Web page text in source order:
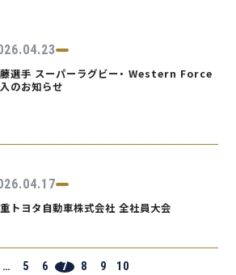
選手 スーパーラグビー・ Western Force
のお知らせ
トヨタ自動車株式会社 全社員大会
… 5 6 7 8 9 10